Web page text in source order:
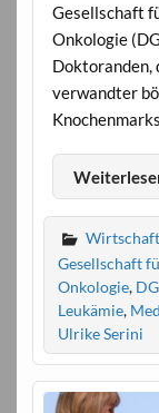
Gesellschaft
Onkologie
Doktoranden,
verwandter
Gesellschaft
Onkologie,
Leukämie,
Ulrike Serini